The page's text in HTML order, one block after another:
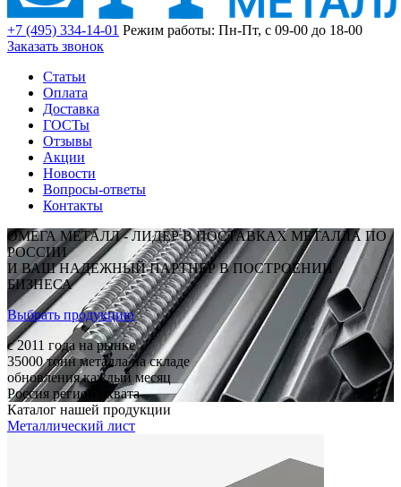
+7 (495) 334-14-01 Режим работы: Пн-Пт, с 09-00 до 18-00
Заказать звонок
Статьи
Оплата
Доставка
ГОСТы
Отзывы
Акции
Новости
Вопросы-ответы
Контакты
ОМЕГА МЕТАЛЛ - ЛИДЕР В ПОСТАВКАХ МЕТАЛЛА ПО
РОССИИ
И ВАШ НАДЕЖНЫЙ ПАРТНЕР В ПОСТРОЕНИИ
БИЗНЕСА
Выбрать продукцию
c 2011 года на рынке
35000 тонн металла на складе
обновления каждый месяц
Россия регион охвата
Каталог нашей продукции
Металлический лист